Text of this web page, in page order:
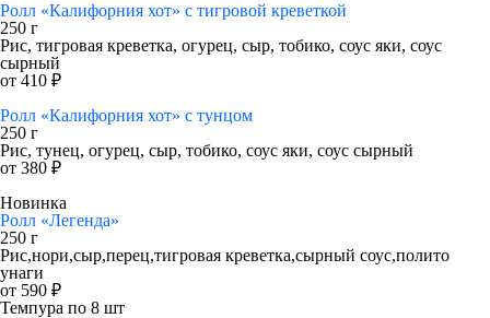
Ролл «Калифорния хот» с тигровой креветкой
250 г
Рис, тигровая креветка, огурец, сыр, тобико, соус яки, соус
сырный
от 410 ₽
Ролл «Калифорния хот» с тунцом
250 г
Рис, тунец, огурец, сыр, тобико, соус яки, соус сырный
от 380 ₽
Новинка
Ролл «Легенда»
250 г
Рис,нори,сыр,перец,тигровая креветка,сырный соус,полито
унаги
от 590 ₽
Темпура по 8 шт